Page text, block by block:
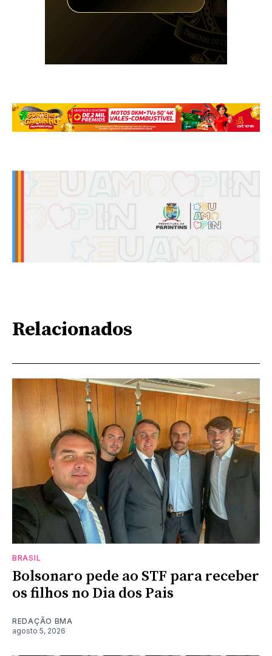
Relacionados
BRASIL
Bolsonaro pede ao STF para receber
os filhos no Dia dos Pais
REDAÇÃO BMA
agosto 5, 2026